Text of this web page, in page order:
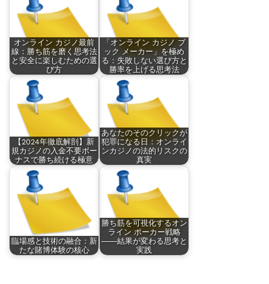
オンライン カジノ最前
線：勝ち筋を磨く思考法
と安全に楽しむための選
び方
「オンライン カジノ ブ
ック メーカー」を極め
る：失敗しない選び方と
勝率を上げる思考法
【2024年徹底解剖】新
規カジノの入金不要ボー
ナスで勝ち続ける極意
あなたのそのクリックが
犯罪になる日：オンライ
ンカジノの法的リスクの
真実
臨場感と技術の融合：新
たな賭博体験の核心
勝ち筋を可視化するオン
ライン ポーカー戦略
――結果が変わる思考と
実践